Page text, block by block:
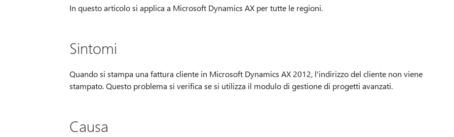
In questo articolo si applica a Microsoft Dynamics AX per tutte le regioni.
Sintomi
Quando si stampa una fattura cliente in Microsoft Dynamics AX 2012, l'indirizzo del cliente non viene
stampato. Questo problema si verifica se si utilizza il modulo di gestione di progetti avanzati.
Causa